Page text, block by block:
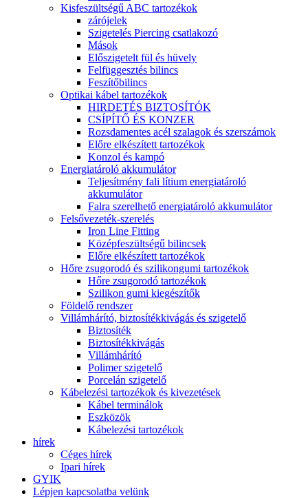
Kisfeszültségű ABC tartozékok
zárójelek
Szigetelés Piercing csatlakozó
Mások
Előszigetelt fül és hüvely
Felfüggesztés bilincs
Feszítőbilincs
Optikai kábel tartozékok
HIRDETÉS BIZTOSÍTÓK
CSÍPÍTŐ ÉS KONZER
Rozsdamentes acél szalagok és szerszámok
Előre elkészített tartozékok
Konzol és kampó
Energiatároló akkumulátor
Teljesítmény fali lítium energiatároló
akkumulátor
Falra szerelhető energiatároló akkumulátor
Felsővezeték-szerelés
Iron Line Fitting
Középfeszültségű bilincsek
Előre elkészített tartozékok
Hőre zsugorodó és szilikongumi tartozékok
Hőre zsugorodó tartozékok
Szilikon gumi kiegészítők
Földelő rendszer
Villámhárító, biztosítékkivágás és szigetelő
Biztosíték
Biztosítékkivágás
Villámhárító
Polimer szigetelő
Porcelán szigetelő
Kábelezési tartozékok és kivezetések
Kábel terminálok
Eszközök
Kábelezési tartozékok
hírek
Céges hírek
Ipari hírek
GYIK
Lépjen kapcsolatba velünk